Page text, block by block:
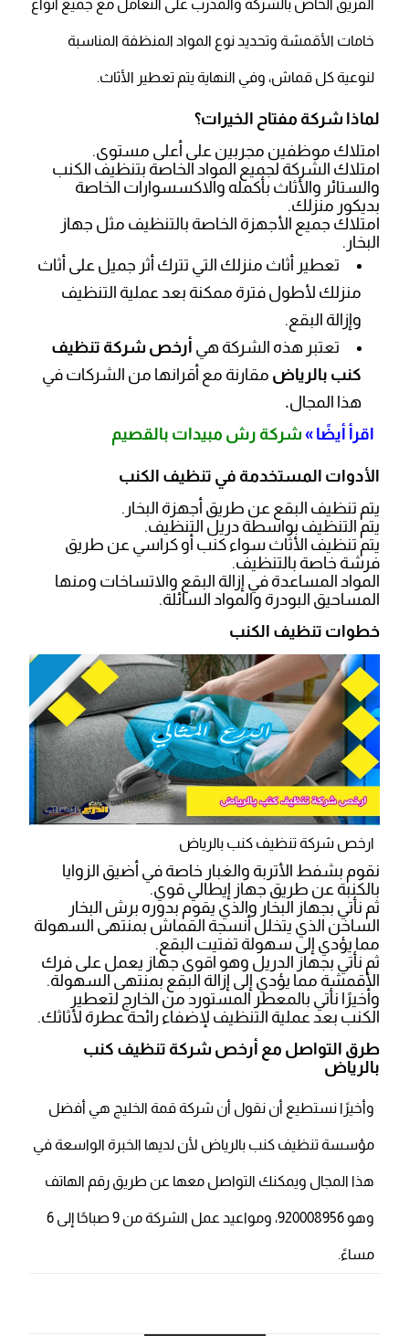
الفريق الخاص بالشركة والمدرب على التعامل مع جميع أنواع
خامات الأقمشة وتحديد نوع المواد المنظفة المناسبة
لنوعية كل قماش، وفي النهاية يتم تعطير الأثاث.
لماذا شركة مفتاح الخيرات؟
امتلاك موظفين مجربين على أعلى مستوى.
امتلاك الشركة لجميع المواد الخاصة بتنظيف الكنب
والستائر والأثاث بأكمله والاكسسوارات الخاصة
بديكور منزلك.
امتلاك جميع الأجهزة الخاصة بالتنظيف مثل جهاز
البخار.
تعطير أثاث منزلك التي تترك أثر جميل على أثاث
منزلك لأطول فترة ممكنة بعد عملية التنظيف
وإزالة البقع.
تعتبر هذه الشركة هي أرخص شركة تنظيف
كنب بالرياض مقارنة مع أقرانها من الشركات في
هذا المجال.
اقرأ أيضًا » شركة رش مبيدات بالقصيم
الأدوات المستخدمة في تنظيف الكنب
يتم تنظيف البقع عن طريق أجهزة البخار.
يتم التنظيف بواسطة دريل التنظيف.
يتم تنظيف الأثاث سواء كنب أو كراسي عن طريق
فرشة خاصة بالتنظيف.
المواد المساعدة في إزالة البقع والاتساخات ومنها
المساحيق البودرة والمواد السائلة.
خطوات تنظيف الكنب
ارخص شركة تنظيف كنب بالرياض
نقوم بشفط الأتربة والغبار خاصة في أضيق الزوايا
بالكنبة عن طريق جهاز إيطالي قوي.
ثم نأتي بجهاز البخار والذي يقوم بدوره برش البخار
الساخن الذي يتخلل أنسجة القماش بمنتهى السهولة
مما يؤدي إلى سهولة تفتيت البقع.
ثم نأتي بجهاز الدريل وهو اقوى جهاز يعمل على فرك
الأقمشة مما يؤدي إلى إزالة البقع بمنتهى السهولة.
وأخيرًا نأتي بالمعطر المستورد من الخارج لتعطير
الكنب بعد عملية التنظيف لإضفاء رائحة عطرة لأثاثك.
طرق التواصل مع أرخص شركة تنظيف كنب
بالرياض
وأخيرًا نستطيع أن نقول أن شركة قمة الخليج هي أفضل
مؤسسة تنظيف كنب بالرياض لأن لديها الخبرة الواسعة في
هذا المجال ويمكنك التواصل معها عن طريق رقم الهاتف
وهو 920008956، ومواعيد عمل الشركة من 9 صباحًا إلى 6
مساءً.